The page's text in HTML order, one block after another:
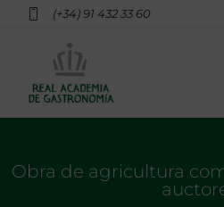
(+34) 91 432 33 60
Obra de agricultura